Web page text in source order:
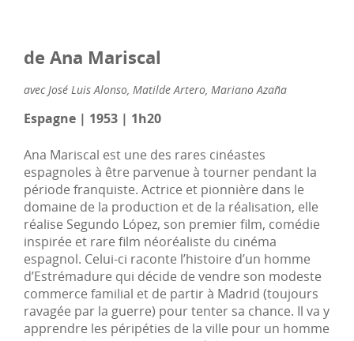
de Ana Mariscal
avec José Luis Alonso, Matilde Artero, Mariano Azaña
Espagne | 1953 | 1h20
Ana Mariscal est une des rares cinéastes
espagnoles à être parvenue à tourner pendant la
période franquiste. Actrice et pionnière dans le
domaine de la production et de la réalisation, elle
réalise Segundo López, son premier film, comédie
inspirée et rare film néoréaliste du cinéma
espagnol. Celui-ci raconte l’histoire d’un homme
d’Estrémadure qui décide de vendre son modeste
commerce familial et de partir à Madrid (toujours
ravagée par la guerre) pour tenter sa chance. Il va y
apprendre les péripéties de la ville pour un homme